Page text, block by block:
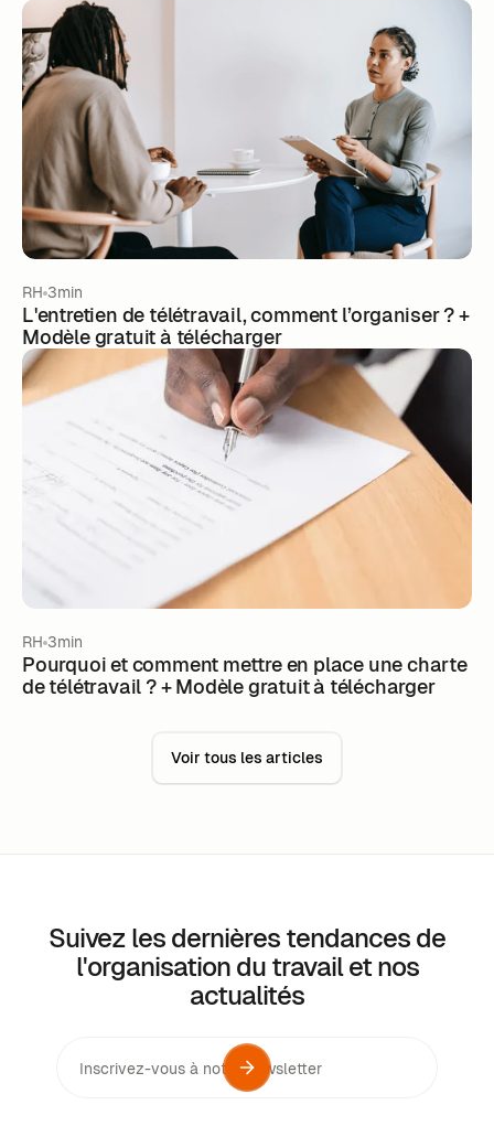
RH 3min
L'entretien de télétravail, comment l’organiser ? +
Modèle gratuit à télécharger
RH 3min
Pourquoi et comment mettre en place une charte
de télétravail ? + Modèle gratuit à télécharger
Voir tous les articles
Suivez les dernières tendances de
l'organisation du travail et nos
actualités